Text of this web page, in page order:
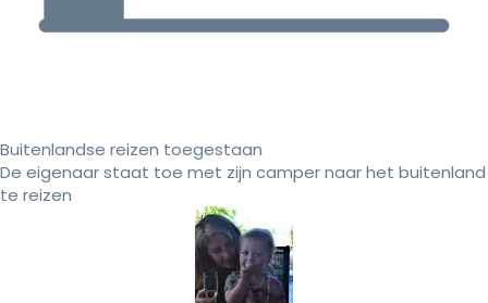
Buitenlandse reizen toegestaan
De eigenaar staat toe met zijn camper naar het buitenland
te reizen